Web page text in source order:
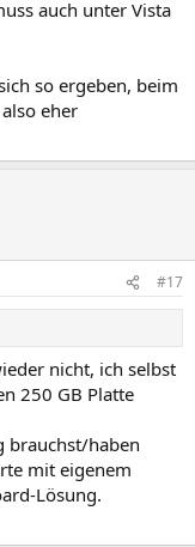
auch unter Vista
so ergeben, beim
eher
#17
nicht, ich selbst
250 GB Platte
brauchst/haben
mit eigenem
Lösung.